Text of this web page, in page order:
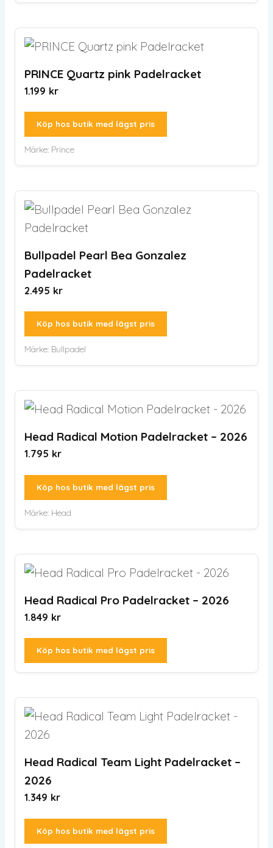
PRINCE Quartz pink Padelracket
1.199 kr
Köp hos butik med lägst pris
Märke: Prince
Bullpadel Pearl Bea Gonzalez
Padelracket
2.495 kr
Köp hos butik med lägst pris
Märke: Bullpadel
Head Radical Motion Padelracket – 2026
1.795 kr
Köp hos butik med lägst pris
Märke: Head
Head Radical Pro Padelracket – 2026
1.849 kr
Köp hos butik med lägst pris
Head Radical Team Light Padelracket –
2026
1.349 kr
Köp hos butik med lägst pris